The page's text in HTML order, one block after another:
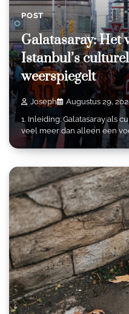
POST
Galatasaray: Het
Istanbul’s
weerspiegelt
Joseph
Augustus 29,
1. Inleiding: Galatasaray als
veel meer dan alleen een